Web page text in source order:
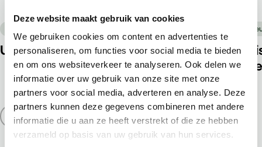
Deze website maakt gebruik van cookies
We gebruiken cookies om content en advertenties te
personaliseren, om functies voor social media te bieden
en om ons websiteverkeer te analyseren. Ook delen we
informatie over uw gebruik van onze site met onze
partners voor social media, adverteren en analyse. Deze
partners kunnen deze gegevens combineren met andere
informatie die u aan ze heeft verstrekt of die ze hebben
verzameld op basis van uw gebruik van hun services.
Update situatie Midden-Oosten